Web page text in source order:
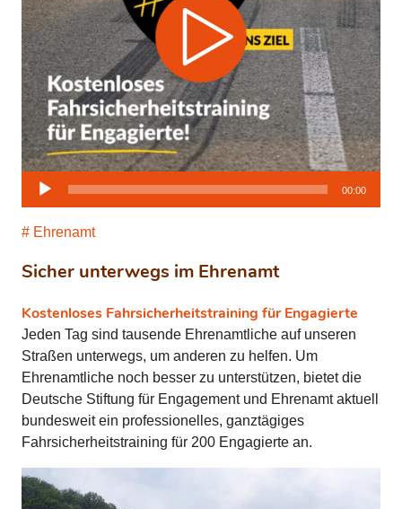
Sicher unterwegs im Ehrenamt
Kostenloses Fahrsicherheitstraining für Engagierte
Ehrenamt
Audio-
00:00
Jeden Tag sind tausende Ehrenamtliche auf unseren
Straßen unterwegs, um anderen zu helfen. Um
Ehrenamtliche noch besser zu unterstützen, bietet die
Deutsche Stiftung für Engagement und Ehrenamt aktuell
bundesweit ein professionelles, ganztägiges
Fahrsicherheitstraining für 200 Engagierte an.